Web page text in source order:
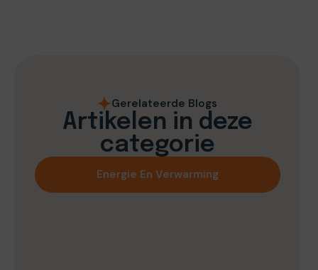
Gerelateerde Blogs
Artikelen in deze
categorie
Energie En Verwarming